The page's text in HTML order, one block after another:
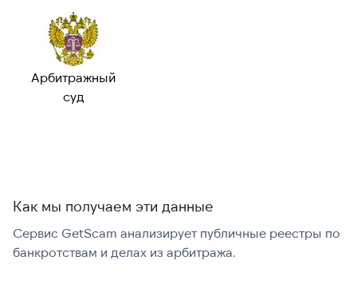
Валидный номер:
Возможный
номер:
Можно набрать
международно:
Арбитражный
суд
Как мы получаем эти данные
Сервис GetScam анализирует публичные реестры по
банкротствам и делах из арбитража.